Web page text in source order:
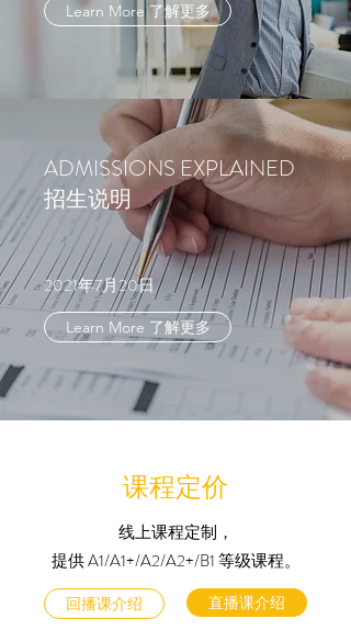
Learn More 了解更多
ADMISSIONS EXPLAINED
招生说明
2021年7月20日
Learn More 了解更多
课程定价
线上课程定制，
提供 A1/A1+/A2/A2+/B1 等级课程。
回播课介绍 直播课介绍